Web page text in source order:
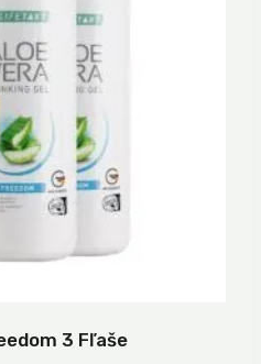
3 Fľaše